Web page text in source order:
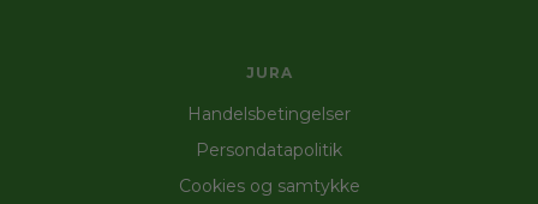
JURA
Handelsbetingelser
Persondatapolitik
Cookies og samtykke